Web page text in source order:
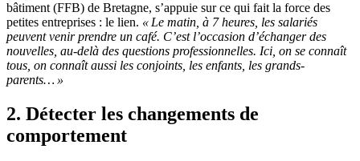
bâtiment (FFB) de Bretagne, s’appuie sur ce qui fait la force des
petites entreprises : le lien. « Le matin, à 7 heures, les salariés
peuvent venir prendre un café. C’est l’occasion d’échanger des
nouvelles, au-delà des questions professionnelles. Ici, on se connaît
tous, on connaît aussi les conjoints, les enfants, les grands-
parents… »
2. Détecter les changements de
comportement